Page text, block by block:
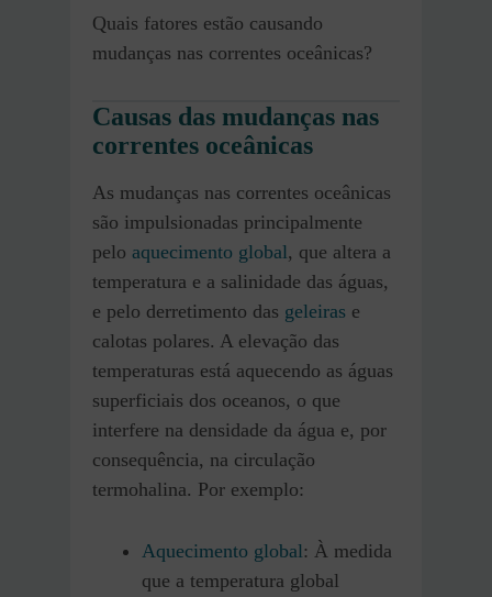
Quais fatores estão causando
mudanças nas correntes oceânicas?
Causas das mudanças nas
correntes oceânicas
As mudanças nas correntes oceânicas
são impulsionadas principalmente
pelo aquecimento global, que altera a
temperatura e a salinidade das águas,
e pelo derretimento das geleiras e
calotas polares. A elevação das
temperaturas está aquecendo as águas
superficiais dos oceanos, o que
interfere na densidade da água e, por
consequência, na circulação
termohalina. Por exemplo:
Aquecimento global : À medida
que a temperatura global